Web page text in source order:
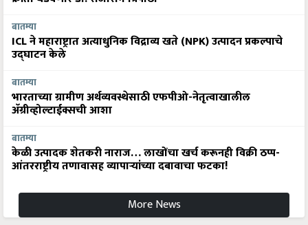
बातम्या
ICL ने महाराष्ट्रात अत्याधुनिक विद्राव्य खते (NPK) उत्पादन प्रकल्पाचे
उद्घाटन केले
बातम्या
भारताच्या ग्रामीण अर्थव्यवस्थेसाठी एफपीओ-नेतृत्वाखालील
अ‍ॅग्रीव्होल्टाईक्सची आशा
बातम्या
केळी उत्पादक शेतकरी नाराज… लाखोंचा खर्च करूनही विक्री ठप्प-
आंतरराष्ट्रीय तणावासह व्यापाऱ्यांच्या दबावाचा फटका!
More News